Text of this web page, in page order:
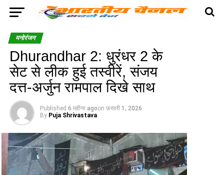
मनोरंजन
Dhurandhar 2: धुरंधर 2 के
सेट से लीक हुई तस्वीरें, संजय
दत्त-अर्जुन रामपाल दिखे साथ
Published 6 महीना agoon फ़रवरी 1, 2026
By Puja Shrivastava